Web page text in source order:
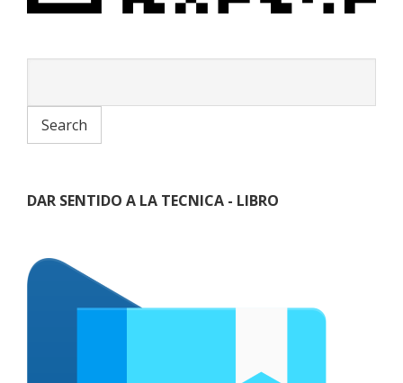
DAR SENTIDO A LA TECNICA - LIBRO